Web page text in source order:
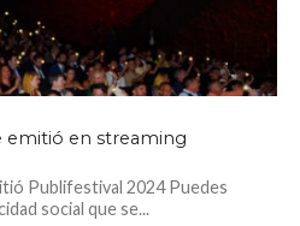
emitió en streaming
Publifestival 2024 Puedes
social que se...